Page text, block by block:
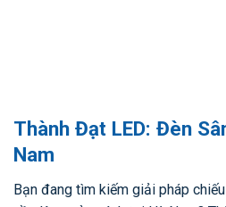
Thành Đạt LED: Đèn
Nam
Bạn đang tìm kiếm giải pháp